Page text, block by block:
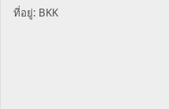
ที่อยู่: BKK